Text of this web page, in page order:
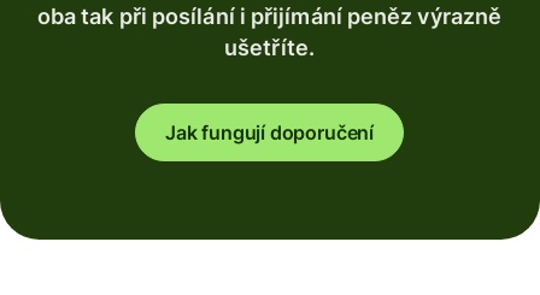
oba tak při posílání i přijímání peněz výrazně
ušetříte.
Jak fungují doporučení